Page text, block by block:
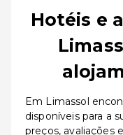
Hotéis e
Em Limassol
disponíveis para a
preços, avaliações